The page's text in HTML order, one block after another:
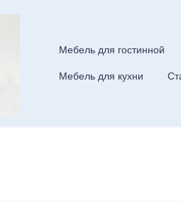
Мебель для гостинной
Мебель для кухни